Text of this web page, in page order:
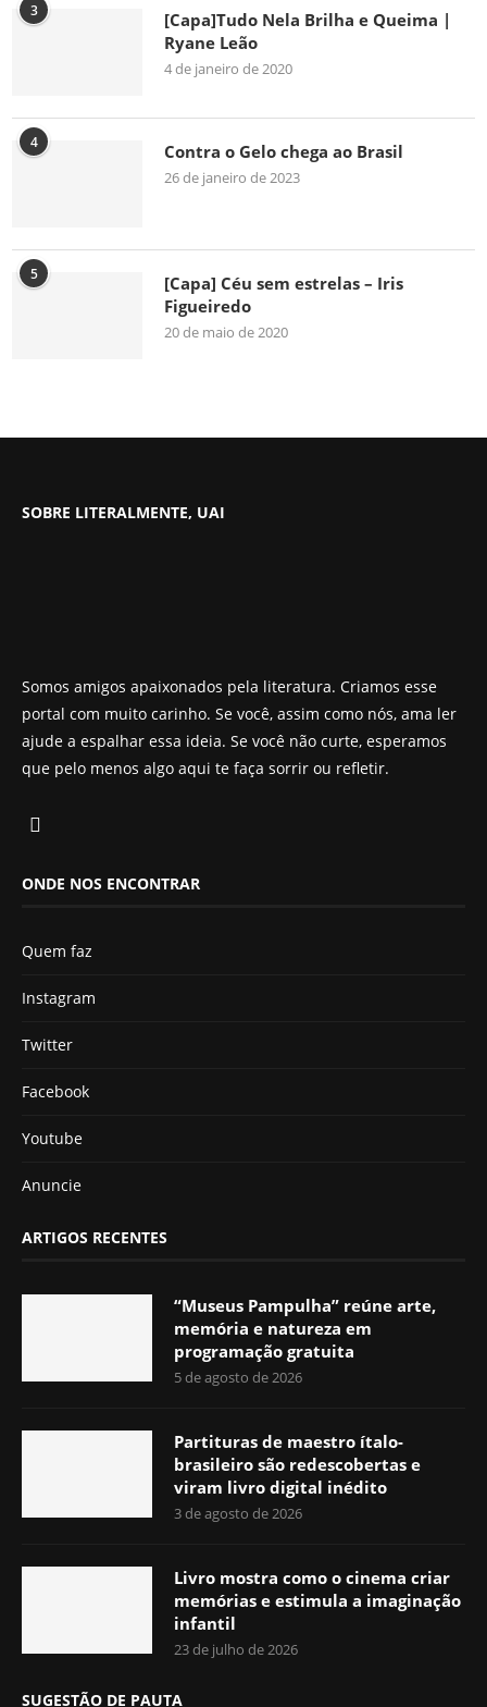
3
[Capa]Tudo Nela Brilha e Queima |
Ryane Leão
4 de janeiro de 2020
4 Contra o Gelo chega ao Brasil
26 de janeiro de 2023
5
[Capa] Céu sem estrelas – Iris
Figueiredo
20 de maio de 2020
SOBRE LITERALMENTE, UAI
Somos amigos apaixonados pela literatura. Criamos esse
portal com muito carinho. Se você, assim como nós, ama ler
ajude a espalhar essa ideia. Se você não curte, esperamos
que pelo menos algo aqui te faça sorrir ou refletir.
ONDE NOS ENCONTRAR
Quem faz
Instagram
Twitter
Facebook
Youtube
Anuncie
ARTIGOS RECENTES
“Museus Pampulha” reúne arte,
memória e natureza em
programação gratuita
5 de agosto de 2026
Partituras de maestro ítalo-
brasileiro são redescobertas e
viram livro digital inédito
3 de agosto de 2026
Livro mostra como o cinema criar
memórias e estimula a imaginação
infantil
23 de julho de 2026
SUGESTÃO DE PAUTA